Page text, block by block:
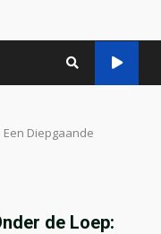
Een Diepgaande
de Loep: